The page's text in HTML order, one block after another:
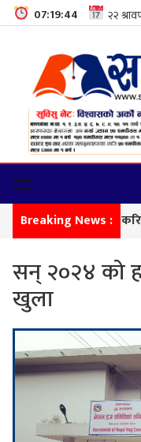
07:19:45
Breaking News :
सन् २०२४ को
खुला